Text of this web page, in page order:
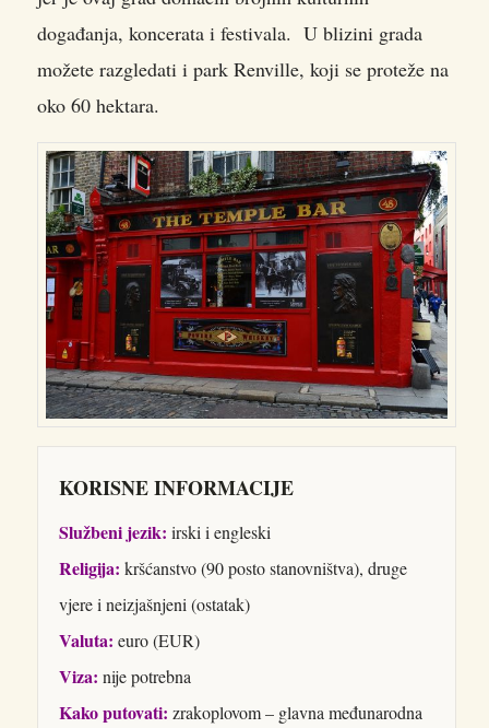
događanja, koncerata i festivala. U blizini grada
možete razgledati i park Renville, koji se proteže na
oko 60 hektara.
KORISNE INFORMACIJE
Službeni jezik: irski i engleski
Religija: kršćanstvo (90 posto stanovništva), druge
vjere i neizjašnjeni (ostatak)
Valuta: euro (EUR)
Viza: nije potrebna
Kako putovati: zrakoplovom – glavna međunarodna